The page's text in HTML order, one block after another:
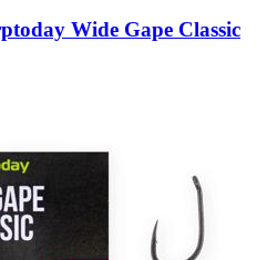
Wide Gape Classic